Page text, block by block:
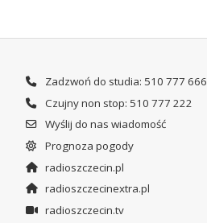
Zadzwoń do studia: 510 777 666
Czujny non stop: 510 777 222
Wyślij do nas wiadomość
Prognoza pogody
radioszczecin.pl
radioszczecinextra.pl
radioszczecin.tv